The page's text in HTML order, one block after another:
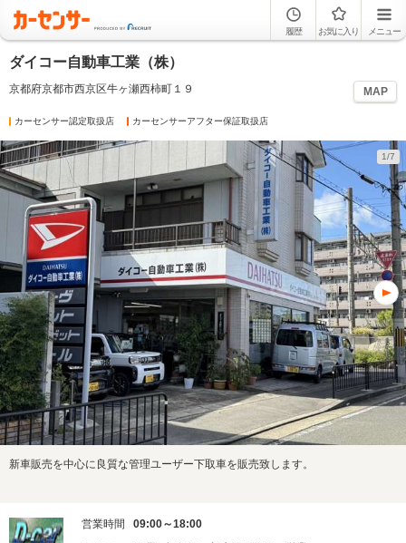
履歴 お気に入り メニュー
ダイコー自動車工業（株）
京都府京都市西京区牛ヶ瀬西柿町１９ MAP
カーセンサー認定取扱店 カーセンサーアフター保証取扱店
1/7
新車販売を中心に良質な管理ユーザー下取車を販売致します。
営業時間
09:00～18:00